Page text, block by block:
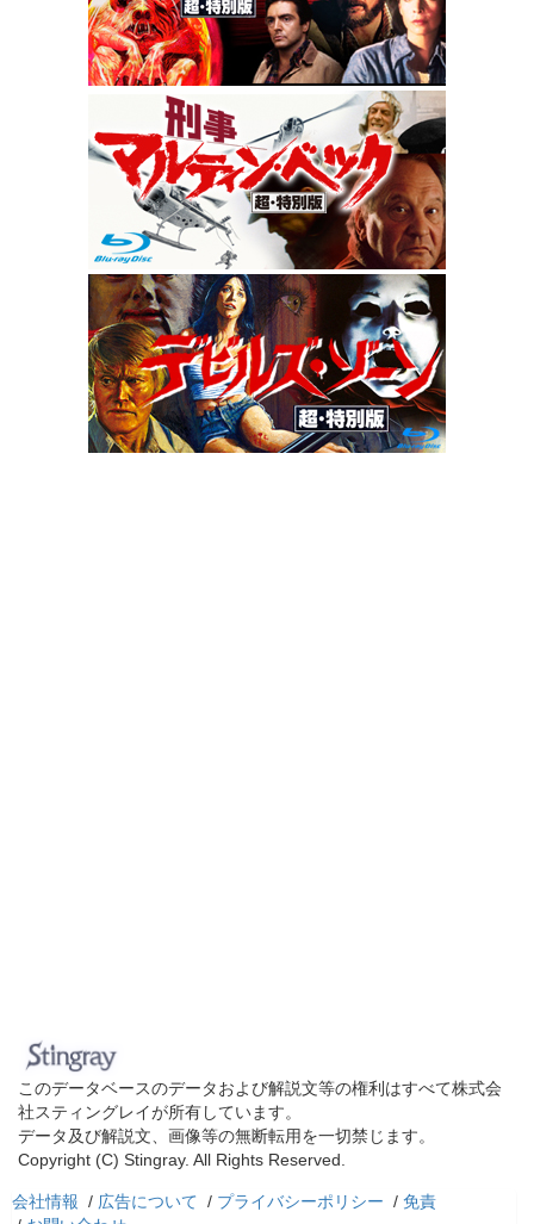
このデータベースのデータおよび解説文等の権利はすべて株式会
社スティングレイが所有しています。
データ及び解説文、画像等の無断転用を一切禁じます。
Copyright (C) Stingray. All Rights Reserved.
会社情報 / 広告について / プライバシーポリシー / 免責